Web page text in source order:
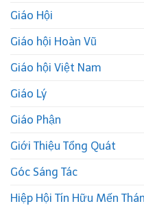
Giáo Hội
Giáo hội Hoàn Vũ
Giáo hội Việt Nam
Giáo Lý
Giáo Phận
Giới Thiệu Tổng Quát
Góc Sáng Tác
Hiệp Hội Tín Hữu Mến